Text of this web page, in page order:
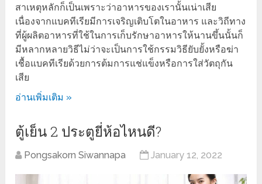
สาเหตุหลักก็เป็นเพราะว่าอาหารของเรานั้นเน่าเสีย
เนื่องจากแบคทีเรียมีการเจริญเติบโตในอาหาร และวิถีทาง
ที่ผู้ผลิตอาหารที่ใช้ในการเก็บรักษาอาหารให้นานขึ้นนั้นก็
มีหลากหลายวิธีไม่ว่าจะเป็นการใช้กรรมวิธียับยั้งหรือฆ่า
เชื้อแบคทีเรียด้วยการต้มการแช่แข็งหรือการใส่วัตถุกัน
เสีย
อ่านเพิ่มเติม »
ตู้เย็น 2 ประตูยี่ห้อไหนดี?
Pongsakorn Siwannapa January 12, 2022